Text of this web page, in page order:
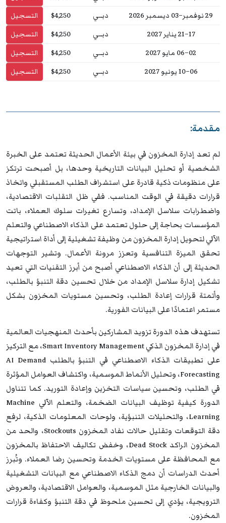
29 نوفمبر–03 ديسمبر 2026
دبــي $4,250
التسجيل
17–21 يناير 2027
دبــي $4,250
التسجيل
02–06 مايو 2027
دبــي $4,250
التسجيل
06–10 يونيو 2027
دبــي $4,250 التسجيل
مقدمة:
لم تعد إدارة المخزون في بيئة الأعمال الحديثة تعتمد على الخبرة
الشخصية أو تحليل البيانات التاريخية وحدها، بل أصبحت ترتكز
على منظومات ذكية قادرة على استشراف الطلب المستقبلي واتخاذ
قرارات دقيقة في الوقت المناسب. ففي ظل التقلبات الاقتصادية،
واضطرابات سلاسل الإمداد، وتسارع تغيرات سلوك العملاء، باتت
المؤسسات بحاجة إلى حلول تعتمد على الذكاء الاصطناعي والتعلم
الآلي لتحويل إدارة المخزون من وظيفة تشغيلية إلى أداة استراتيجية
تحقق الميزة التنافسية وتعزز مرونة الأعمال. وتشير التوجهات
الحديثة إلى أن الذكاء الاصطناعي أصبح من أبرز التقنيات التي تعيد
تشكيل إدارة سلاسل الإمداد من خلال تحسين دقة التنبؤ بالطلب،
وأتمتة قرارات إعادة الطلب، وتحسين مستويات المخزون بشكل
مستمر اعتمادًا على البيانات الفورية.
تستهدف هذه الدورة تزويد المشاركين بأحدث المنهجيات العالمية
في إدارة المخزون الذكي Smart Inventory Management، مع التركيز
على تطبيقات الذكاء الاصطناعي في التنبؤ بالطلب AI Demand
Forecasting، وتحليل الأنماط الموسمية، واكتشاف العوامل المؤثرة
في الطلب، وتحسين سياسات التخزين وإعادة التوريد. كما تتناول
الدورة كيفية توظيف البيانات الضخمة، والتعلم الآلي Machine
Learning، والتحليلات التنبؤية، ولوحات المعلومات الذكية، لرفع
دقة التوقعات وتقليل حالات نفاد المخزون Stockouts، والحد من
المخزون الراكد Dead Stock، وخفض تكاليف الاحتفاظ بالمخزون
مع المحافظة على مستويات الخدمة وتحسين رضا العملاء. وتُبرز
أحدث الدراسات أن دمج الذكاء الاصطناعي مع البيانات التشغيلية
والبيانات الخارجية مثل الموسمية، والعوامل الاقتصادية، والعروض
الترويجية، يؤدي إلى تحسين ملحوظ في دقة التنبؤ وكفاءة قرارات
المخزون.